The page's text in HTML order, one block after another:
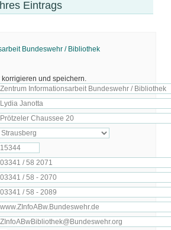
Eintrags
Bundeswehr / Bibliothek
korrigieren und speichern.